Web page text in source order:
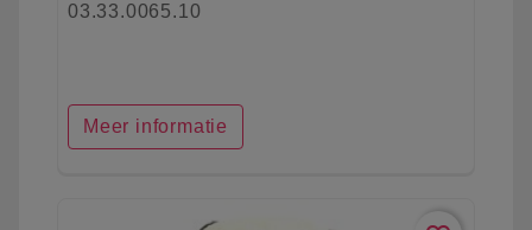
03.33.0065.10
Meer informatie